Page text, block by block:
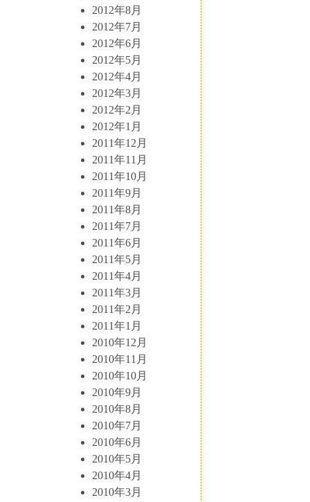
2012年8月
2012年7月
2012年6月
2012年5月
2012年4月
2012年3月
2012年2月
2012年1月
2011年12月
2011年11月
2011年10月
2011年9月
2011年8月
2011年7月
2011年6月
2011年5月
2011年4月
2011年3月
2011年2月
2011年1月
2010年12月
2010年11月
2010年10月
2010年9月
2010年8月
2010年7月
2010年6月
2010年5月
2010年4月
2010年3月